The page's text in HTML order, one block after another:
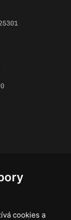
cookies a